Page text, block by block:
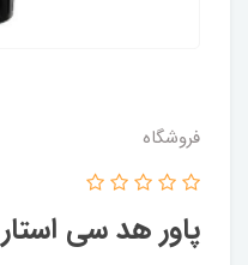
فروشگاه
پاور هد سی استار HX-1380